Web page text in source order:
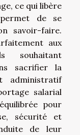
ce qui libère
de se
savoir-faire.
aux
souhaitant
sacrifier la
administratif
salarial
pour
sécurité et
de leur